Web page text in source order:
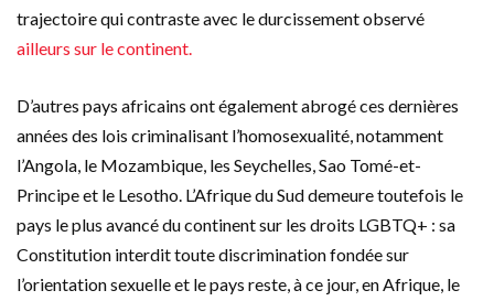
trajectoire qui contraste avec le durcissement observé
ailleurs sur le continent.
D’autres pays africains ont également abrogé ces dernières
années des lois criminalisant l’homosexualité, notamment
l’Angola, le Mozambique, les Seychelles, Sao Tomé-et-
Principe et le Lesotho. L’Afrique du Sud demeure toutefois le
pays le plus avancé du continent sur les droits LGBTQ+ : sa
Constitution interdit toute discrimination fondée sur
l’orientation sexuelle et le pays reste, à ce jour, en Afrique, le